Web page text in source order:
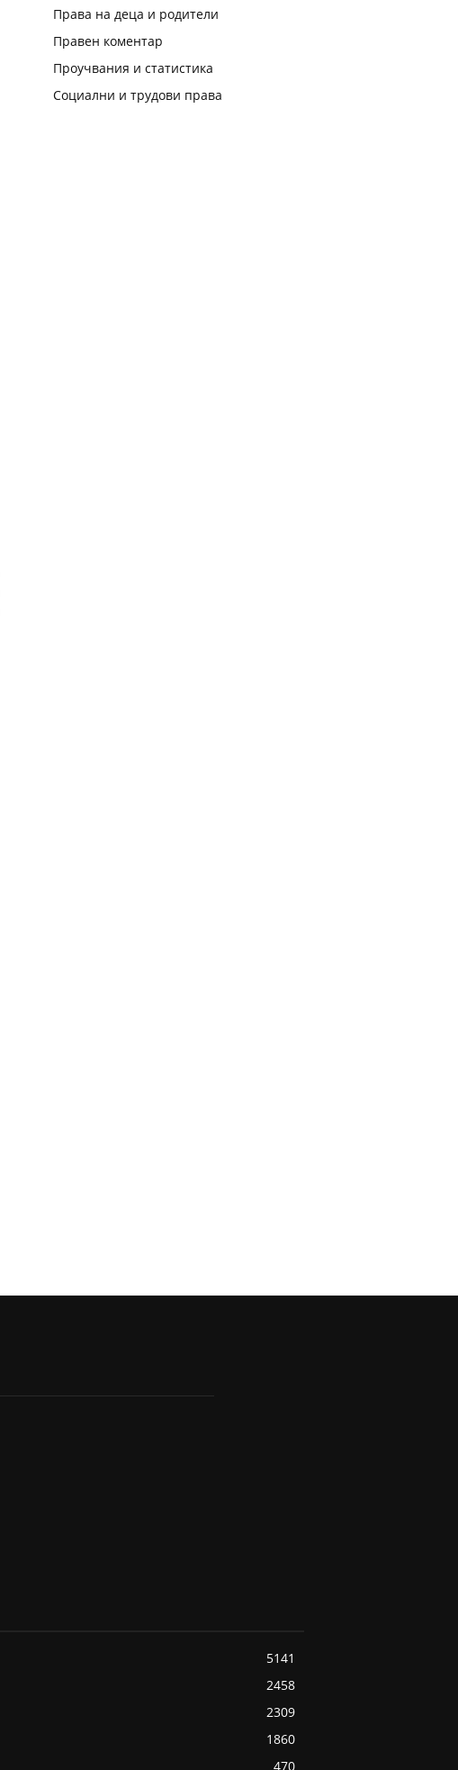
Права на деца и родители
Правен коментар
Проучвания и статистика
Социални и трудови права
5141
2458
2309
1860
470